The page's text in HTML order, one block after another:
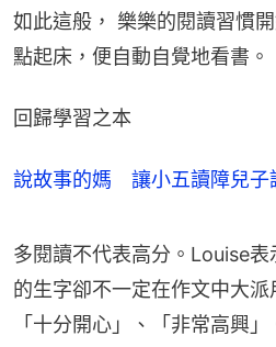
如此這般， 樂樂的閱讀習慣
點起床，便自動自覺地看書。
回歸學習之本
說故事的媽 讓小五讀障兒子
多閱讀不代表高分。Louise
的生字卻不一定在作文中大
「十分開心」、「非常高興」